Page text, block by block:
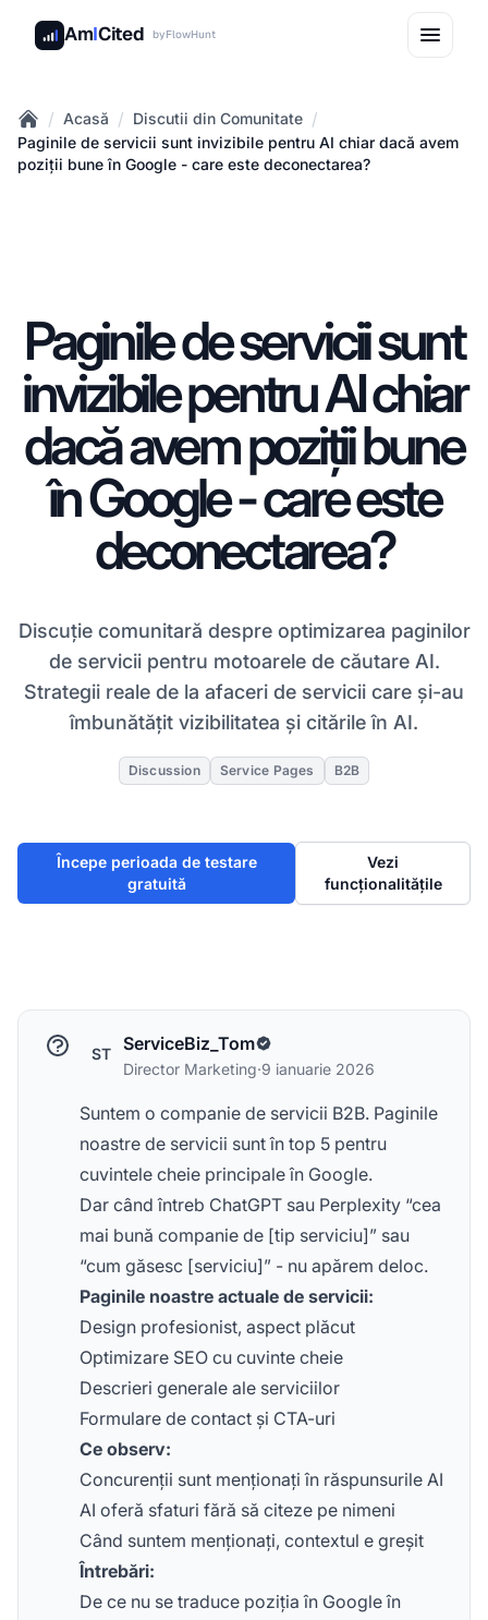
AmICited byFlowHunt
Home
/ Acasă / Discutii din Comunitate /
Paginile de servicii sunt invizibile pentru AI chiar dacă avem
poziții bune în Google - care este deconectarea?
Paginile de servicii sunt
invizibile pentru AI chiar
dacă avem poziții bune
în Google - care este
deconectarea?
Discuție comunitară despre optimizarea paginilor
de servicii pentru motoarele de căutare AI.
Strategii reale de la afaceri de servicii care și-au
îmbunătățit vizibilitatea și citările în AI.
Discussion Service Pages B2B
Începe perioada de testare
gratuită
Vezi
funcționalitățile
ST ServiceBiz_Tom
Director Marketing·9 ianuarie 2026
Suntem o companie de servicii B2B. Paginile
noastre de servicii sunt în top 5 pentru
cuvintele cheie principale în Google.
Dar când întreb ChatGPT sau Perplexity “cea
mai bună companie de [tip serviciu]” sau
“cum găsesc [serviciu]” - nu apărem deloc.
Paginile noastre actuale de servicii:
Design profesionist, aspect plăcut
Optimizare SEO cu cuvinte cheie
Descrieri generale ale serviciilor
Formulare de contact și CTA-uri
Ce observ:
Concurenții sunt menționați în răspunsurile AI
AI oferă sfaturi fără să citeze pe nimeni
Când suntem menționați, contextul e greșit
Întrebări:
De ce nu se traduce poziția în Google în